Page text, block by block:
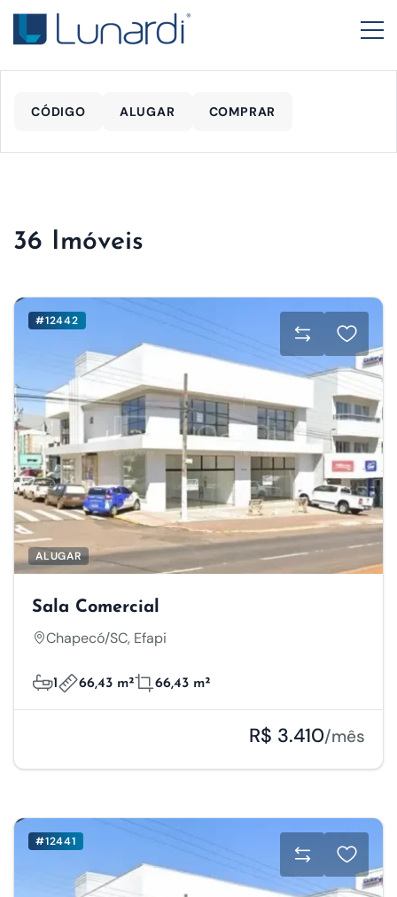
CÓDIGO ALUGAR COMPRAR
36 Imóveis
#12442
ALUGAR
Sala Comercial
Chapecó/SC, Efapi
1 66,43 m² 66,43 m²
R$ 3.410/mês
#12441